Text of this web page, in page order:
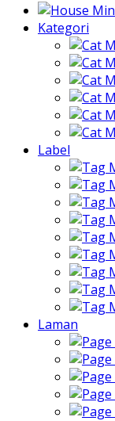
Kategori
Label
Laman